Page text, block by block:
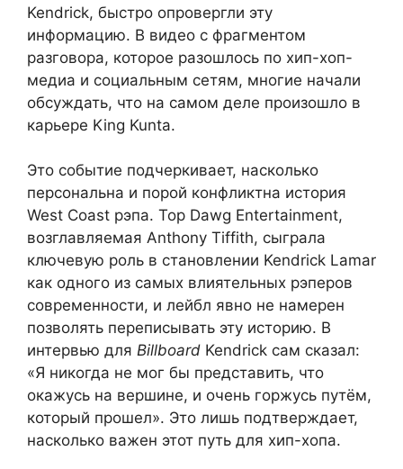
Kendrick, быстро опровергли эту
информацию. В видео с фрагментом
разговора, которое разошлось по хип-хоп-
медиа и социальным сетям, многие начали
обсуждать, что на самом деле произошло в
карьере King Kunta.
Это событие подчеркивает, насколько
персональна и порой конфликтна история
West Coast рэпа. Top Dawg Entertainment,
возглавляемая Anthony Tiffith, сыграла
ключевую роль в становлении Kendrick Lamar
как одного из самых влиятельных рэперов
современности, и лейбл явно не намерен
позволять переписывать эту историю. В
интервью для Billboard Kendrick сам сказал:
«Я никогда не мог бы представить, что
окажусь на вершине, и очень горжусь путём,
который прошел». Это лишь подтверждает,
насколько важен этот путь для хип-хопа.